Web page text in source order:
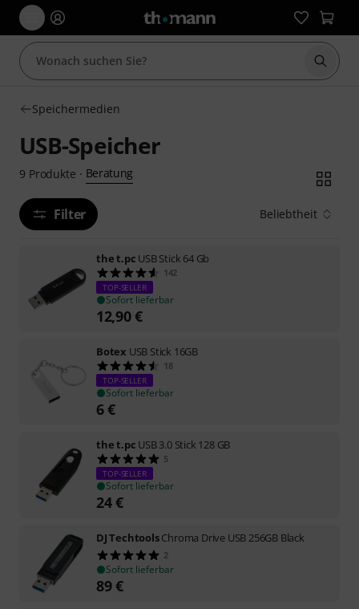
Suche
Speichermedien
USB-Speicher
9 Produkte · Beratung
Filter Beliebtheit
the t.pc USB Stick 64 Gb
142
TOP-SELLER
Sofort lieferbar
12,90€
Botex USB Stick 16GB
18
TOP-SELLER
Sofort lieferbar
6€
the t.pc USB 3.0 Stick 128 GB
5
TOP-SELLER
Sofort lieferbar
24€
DJ TechtoolsChroma Drive USB 256GB Black
2
Sofort lieferbar
89€